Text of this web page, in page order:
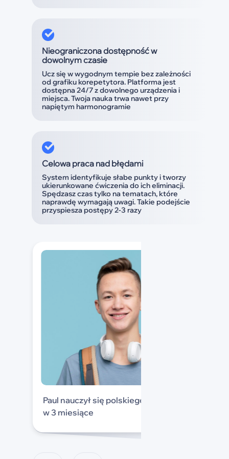
Nieograniczona dostępność w
dowolnym czasie
Ucz się w wygodnym tempie bez zależności
od grafiku korepetytora. Platforma jest
dostępna 24/7 z dowolnego urządzenia i
miejsca. Twoja nauka trwa nawet przy
napiętym harmonogramie
Celowa praca nad błędami
System identyfikuje słabe punkty i tworzy
ukierunkowane ćwiczenia do ich eliminacji.
Spędzasz czas tylko na tematach, które
naprawdę wymagają uwagi. Takie podejście
przyspiesza postępy 2-3 razy
Paul nauczył się polskiego
w 3 miesiące